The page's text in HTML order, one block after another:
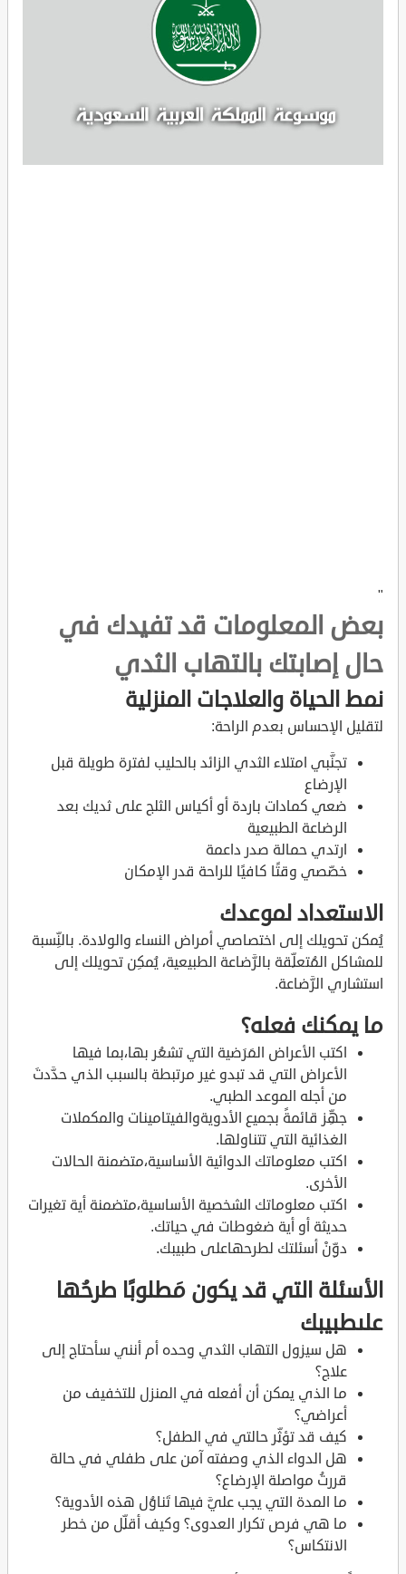
"
بعض المعلومات قد تفيدك في
حال إصابتك بالتهاب الثدي
نمط الحياة والعلاجات المنزلية
لتقليل الإحساس بعدم الراحة:
تجنَّبي امتلاء الثدي الزائد بالحليب لفترة طويلة قبل
الإرضاع
ضعي كمادات باردة أو أكياس الثلج على ثديك بعد
الرضاعة الطبيعية
ارتدي حمالة صدر داعمة
خصّصي وقتًا كافيًا للراحة قدر الإمكان
الاستعداد لموعدك
يُمكن تحويلك إلى اختصاصي أمراض النساء والولادة. بالنِّسبة
للمشاكل المُتعلِّقة بالرَّضاعة الطبيعية، يُمكِن تحويلك إلى
استشاري الرَّضاعة.
ما يمكنك فعله؟
اكتب الأعراض المَرَضية التي تشعُر بها،بما فيها
الأعراض التي قد تبدو غير مرتبطة بالسبب الذي حدَّدتَ
من أجله الموعد الطبي.
جهِّز قائمةً بجميع الأدويةوالفيتامينات والمكملات
الغذائية التي تتناولها.
اكتب معلوماتك الدوائية الأساسية،متضمنة الحالات
الأخرى.
اكتب معلوماتك الشخصية الأساسية،متضمنة أية تغيرات
حديثة أو أية ضغوطات في حياتك.
دوِّنْ أسئلتك لطرحهاعلى طبيبك.
الأسئلة التي قد يكون مَطلوبًا طرحُها
علىطبيبك
هل سيزول التهاب الثدي وحده أم أنني سأحتاج إلى
علاج؟
ما الذي يمكن أن أفعله في المنزل للتخفيف من
أعراضي؟
كيف قد تؤثِّر حالتي في الطفل؟
هل الدواء الذي وصفته آمن على طفلي في حالة
قررتُ مواصلة الإرضاع؟
ما المدة التي يجب عليَّ فيها تَناوُل هذه الأدوية؟
ما هي فرص تكرار العدوى؟ وكيف أقلِّل من خطر
الانتكاس؟